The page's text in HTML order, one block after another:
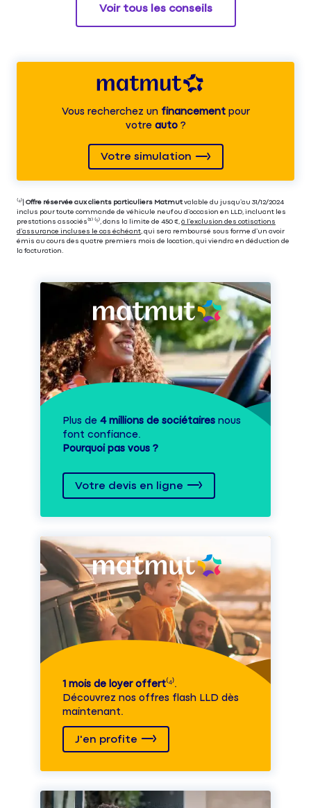
Voir tous les conseils
Vous recherchez unfinancementpour
votre auto?
Votre simulation
⁽⁴⁾| Offre réservée aux clients particuliers Matmut valable du jusqu’au 31/12/2024
inclus pour toute commande de véhicule neuf ou d’occasion en LLD, incluant les
prestations associés⁽³⁾ ⁽⁵⁾, dans la limite de 450 €, à l’exclusion des cotisations
d’assurance incluses le cas échéant, qui sera remboursé sous forme d’un avoir
émis au cours des quatre premiers mois de location, qui viendra en déduction de
la facturation.
Plus de 4 millions de sociétaires nous
font confiance.
Pourquoi pas vous ?
Votre devis en ligne
1 mois de loyer offert⁽⁴⁾.
Découvrez nos offres flash LLD dès
maintenant.
J'en profite